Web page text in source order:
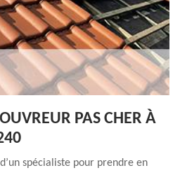
PAS CHER À
spécialiste pour prendre en